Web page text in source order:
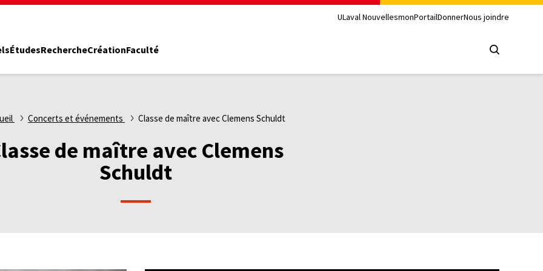
ULaval NouvellesmonPortailDonnerNous joindre
ÉtudesRechercheCréationFaculté
Concerts et événements Classe de maître avec Clemens Schuldt
de maître avec Clemens
Schuldt